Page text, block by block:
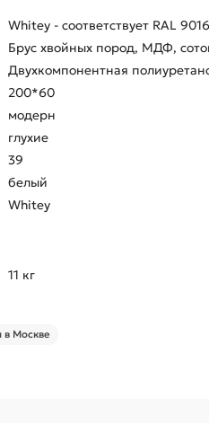
Whitey - соответствует RAL
Брус хвойных пород, МДФ,
Двухкомпонентная
200*60
модерн
глухие
39
белый
Whitey
11 кг
в Москве